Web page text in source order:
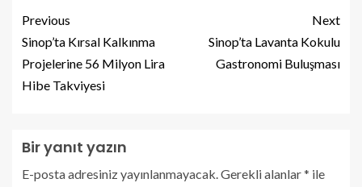
Previous
Sinop’ta Kırsal Kalkınma
Projelerine 56 Milyon Lira
Hibe Takviyesi
Next
Sinop’ta Lavanta Kokulu
Gastronomi Buluşması
Bir yanıt yazın
E-posta adresiniz yayınlanmayacak.Gerekli alanlar* ile